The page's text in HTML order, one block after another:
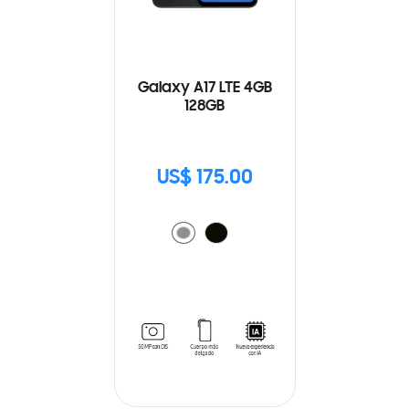
Galaxy A17 LTE 4GB
128GB
US$ 175.00